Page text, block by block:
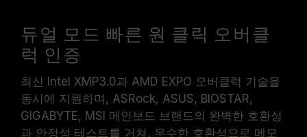
듀얼 모드 빠른 원 클릭 오버클
럭 인증
최신 Intel XMP3.0과 AMD EXPO 오버클럭 기술을
동시에 지원하며, ASRock, ASUS, BIOSTAR,
GIGABYTE, MSI 메인보드 브랜드의 완벽한 호환성
과 안정성 테스트를 거쳐, 우수한 호환성으로 메모